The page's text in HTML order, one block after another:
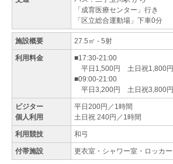
「成育医療センター」行き
「区立総合運動場」下車0分
施設概要 27.5㎡ - 5射
利用料金
■17:30-21:00
平日1,500円 土日祝1,800円
■09:00-21:00
平日3,200円 土日祝3,800円
ビジター
個人利用
平日200円／1時間
土日祝 240円／1時間
利用競技 和弓
付帯施設 更衣室・シャワー室・ロッカー